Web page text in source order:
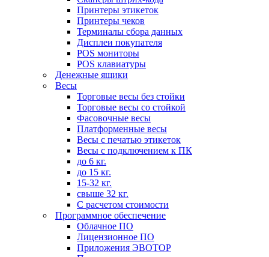
Принтеры этикеток
Принтеры чеков
Терминалы сбора данных
Дисплеи покупателя
POS мониторы
POS клавиатуры
Денежные ящики
Весы
Торговые весы без стойки
Торговые весы со стойкой
Фасовочные весы
Платформенные весы
Весы с печатью этикеток
Весы с подключением к ПК
до 6 кг.
до 15 кг.
15-32 кг.
свыше 32 кг.
С расчетом стоимости
Программное обеспечение
Облачное ПО
Лицензионное ПО
Приложения ЭВОТОР